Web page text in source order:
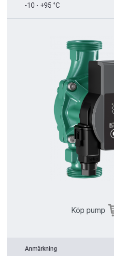
-10 - +95 °C
Köp pump
Anmärkning